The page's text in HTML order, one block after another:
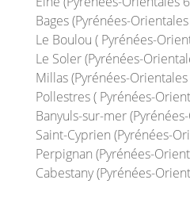
Bages (Pyrénées-
Le Boulou ( Pyrénées-
Le Soler (Pyrénées-
Millas (Pyrénées-
Pollestres ( Pyrénées-
Banyuls-sur-mer
Saint-Cyprien (Pyrénées-
Perpignan (Pyrénées-
Cabestany (Pyrénées-